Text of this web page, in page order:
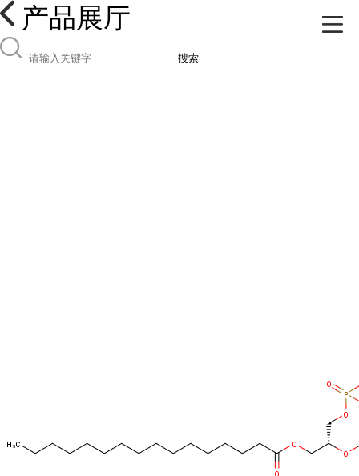
产品展厅
搜索